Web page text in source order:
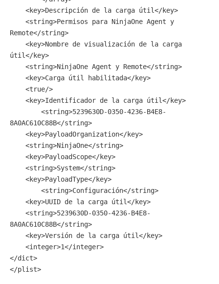
Remote</string>
útil</key>
8A0AC610C88B</string>
8A0AC610C88B</string>
</dict>
</plist>